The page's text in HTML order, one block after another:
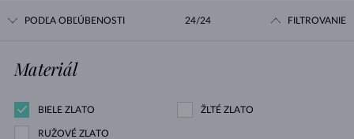
PODĽA OBĽÚBENOSTI 24/24 FILTROVANIE
Materiál
BIELE ZLATO ŽLTÉ ZLATO
RUŽOVÉ ZLATO